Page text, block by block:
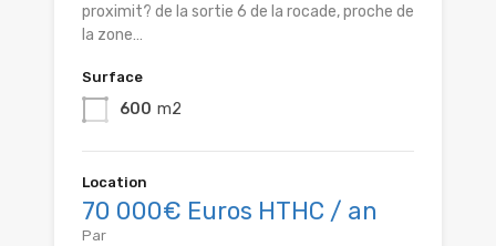
proximit? de la sortie 6 de la rocade, proche de
la zone…
Surface
600 m2
Location
70 000€ Euros HTHC / an
Par